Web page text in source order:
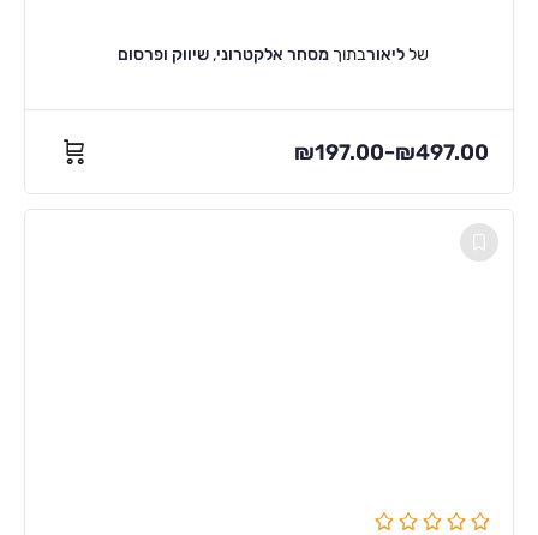
שלליאורבתוך מסחר אלקטרוני, שיווק ופרסום
₪197.00–₪497.00